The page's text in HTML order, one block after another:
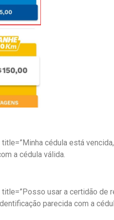
title=”Minha cédula está
a cédula válida.
title=”Posso usar a certidão de
parecida com a